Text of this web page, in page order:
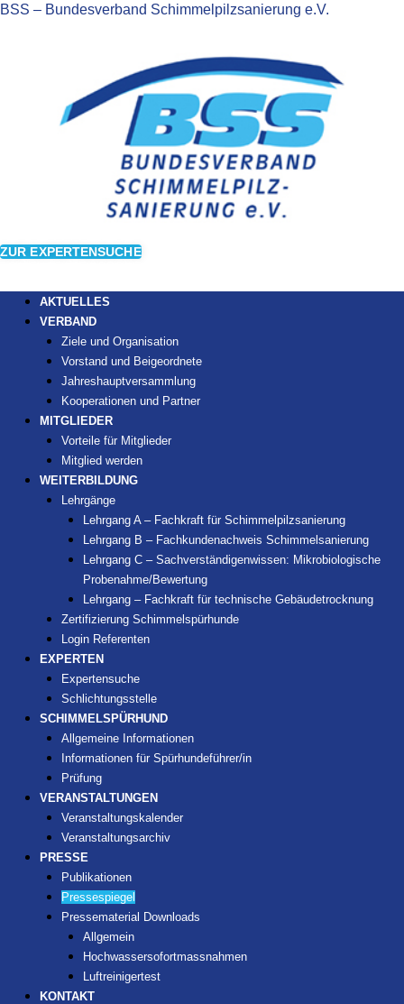
BSS – Bundesverband Schimmelpilzsanierung e.V.
ZUR EXPERTENSUCHE
AKTUELLES
VERBAND
Ziele und Organisation
Vorstand und Beigeordnete
Jahreshauptversammlung
Kooperationen und Partner
MITGLIEDER
Vorteile für Mitglieder
Mitglied werden
WEITERBILDUNG
Lehrgänge
Lehrgang A – Fachkraft für Schimmelpilzsanierung
Lehrgang B – Fachkundenachweis Schimmelsanierung
Lehrgang C – Sachverständigenwissen: Mikrobiologische
Probenahme/Bewertung
Lehrgang – Fachkraft für technische Gebäudetrocknung
Zertifizierung Schimmelspürhunde
Login Referenten
EXPERTEN
Expertensuche
Schlichtungsstelle
SCHIMMELSPÜRHUND
Allgemeine Informationen
Informationen für Spürhundeführer/in
Prüfung
VERANSTALTUNGEN
Veranstaltungskalender
Veranstaltungsarchiv
PRESSE
Publikationen
Pressespiegel
Pressematerial Downloads
Allgemein
Hochwassersofortmassnahmen
Luftreinigertest
KONTAKT